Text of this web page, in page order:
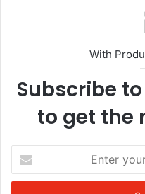
With
Subscribe
to get the
your
Email